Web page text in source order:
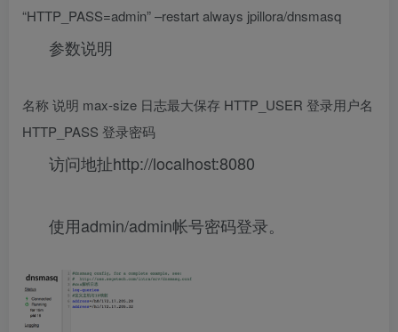
“HTTP_PASS=admin” –restart always jpillora/dnsmasq
参数说明
名称 说明 max-size 日志最大保存 HTTP_USER 登录用户名
HTTP_PASS 登录密码
访问地扯http://localhost:8080
使用admin/admin帐号密码登录。